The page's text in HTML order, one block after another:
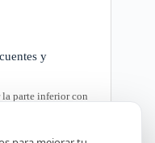
y
la parte inferior con